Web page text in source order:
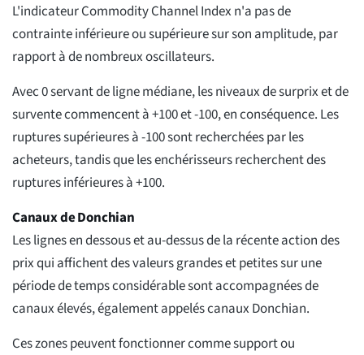
L'indicateur Commodity Channel Index n'a pas de
contrainte inférieure ou supérieure sur son amplitude, par
rapport à de nombreux oscillateurs.
Avec 0 servant de ligne médiane, les niveaux de surprix et de
survente commencent à +100 et -100, en conséquence. Les
ruptures supérieures à -100 sont recherchées par les
acheteurs, tandis que les enchérisseurs recherchent des
ruptures inférieures à +100.
Canaux de Donchian
Les lignes en dessous et au-dessus de la récente action des
prix qui affichent des valeurs grandes et petites sur une
période de temps considérable sont accompagnées de
canaux élevés, également appelés canaux Donchian.
Ces zones peuvent fonctionner comme support ou